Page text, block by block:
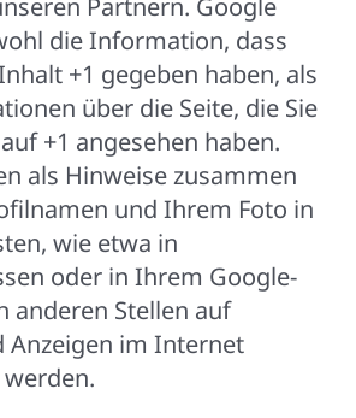
Partnern. Google
die Information, dass
+1 gegeben haben, als
über die Seite, die Sie
+1 angesehen haben.
als Hinweise zusammen
und Ihrem Foto in
wie etwa in
oder in Ihrem Google-
anderen Stellen auf
Anzeigen im Internet